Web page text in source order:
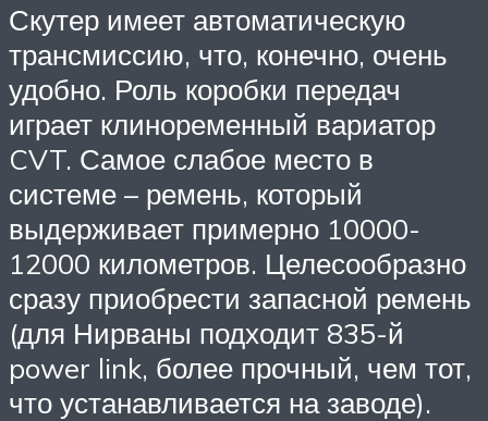
Скутер имеет автоматическую
трансмиссию, что, конечно, очень
удобно. Роль коробки передач
играет клиноременный вариатор
CVT. Самое слабое место в
системе – ремень, который
выдерживает примерно 10000-
12000 километров. Целесообразно
сразу приобрести запасной ремень
(для Нирваны подходит 835-й
power link, более прочный, чем тот,
что устанавливается на заводе).